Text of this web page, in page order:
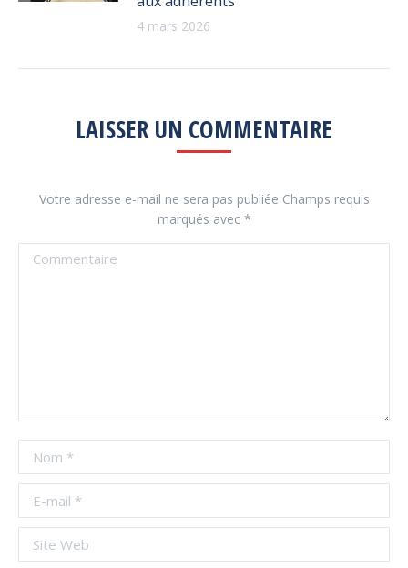
4 mars 2026
LAISSER UN COMMENTAIRE
Votre adresse e-mail ne sera pas publiée Champs requis
marqués avec *
Commentaire
Nom *
E-mail *
Site Web